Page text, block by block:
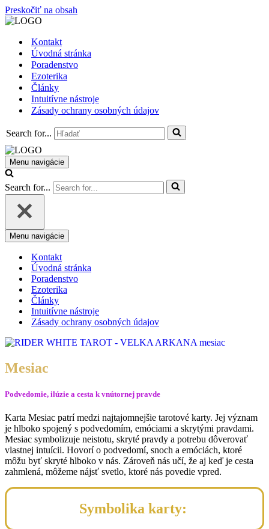
Preskočiť na obsah
Kontakt
Úvodná stránka
Poradenstvo
Ezoterika
Články
Intuitívne nástroje
Zásady ochrany osobných údajov
Search for...
Menu navigácie
Search for...
Menu navigácie
Kontakt
Úvodná stránka
Poradenstvo
Ezoterika
Články
Intuitívne nástroje
Zásady ochrany osobných údajov
Mesiac
Podvedomie, ilúzie a cesta k vnútornej pravde
Karta Mesiac patrí medzi najtajomnejšie tarotové karty. Jej význam
je hlboko spojený s podvedomím, emóciami a skrytými pravdami.
Mesiac symbolizuje neistotu, skryté pravdy a potrebu dôverovať
vlastnej intuícii. Hovorí o podvedomí, snoch a emóciách, ktoré
môžu byť skryté hlboko v nás. Zároveň nás učí, že aj keď je cesta
zahmlená, môžeme nájsť svetlo, ktoré nás povedie vpred.
Symbolika karty: